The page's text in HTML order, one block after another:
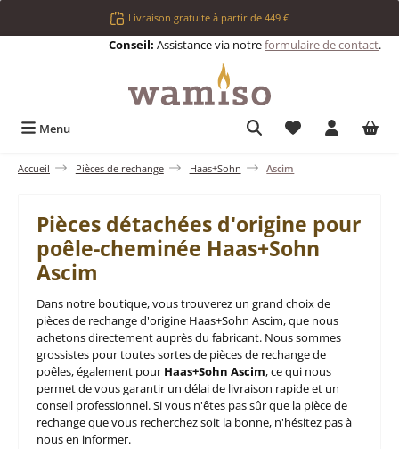
Passer au contenu principalLivraison gratuite à partir de 449 €
Conseil: Assistance via notreformulaire de contact.
Menu Vous avez 0
Accueil Pièces de rechange Haas+Sohn Ascim
Pièces détachées d'origine pour
poêle-cheminée Haas+Sohn
Ascim
Dans notre boutique, vous trouverez un grand choix de
pièces de rechange d'origine Haas+Sohn Ascim, que nous
achetons directement auprès du fabricant. Nous sommes
grossistes pour toutes sortes de pièces de rechange de
poêles, également pour Haas+Sohn Ascim, ce qui nous
permet de vous garantir un délai de livraison rapide et un
conseil professionnel. Si vous n'êtes pas sûr que la pièce de
rechange que vous recherchez soit la bonne, n'hésitez pas à
nous en informer.